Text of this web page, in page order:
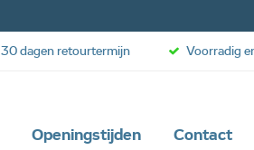
Openingstijden Contact
30 dagen retourtermijn Voorradig